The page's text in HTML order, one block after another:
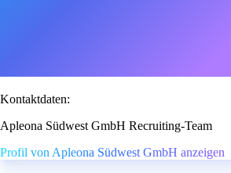
Kontaktdaten:
Apleona Südwest GmbH Recruiting-Team
Profil von Apleona Südwest GmbH anzeigen